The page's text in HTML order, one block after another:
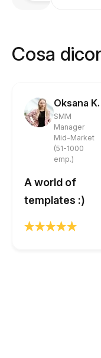
Cosa
Oksana K.
SMM
Manager
Mid-Market
(51-1000
emp.)
A world of
templates :)